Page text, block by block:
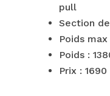
pull
Section
Poids
Poids :
Prix :